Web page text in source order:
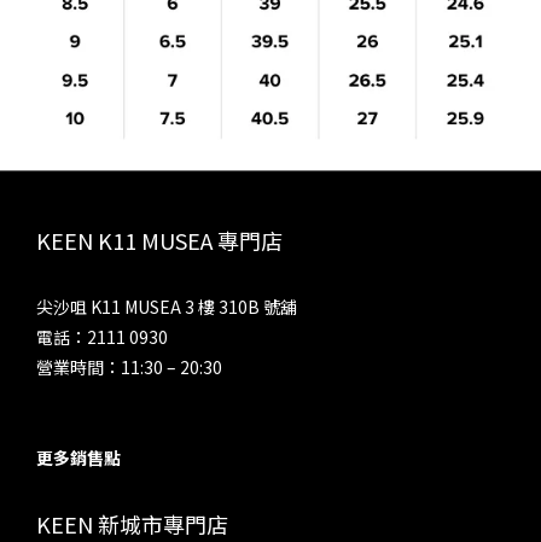
KEEN K11 MUSEA 專門店
尖沙咀 K11 MUSEA 3 樓 310B 號舖
電話：2111 0930
營業時間：11:30 – 20:30
更多銷售點
KEEN 新城市專門店